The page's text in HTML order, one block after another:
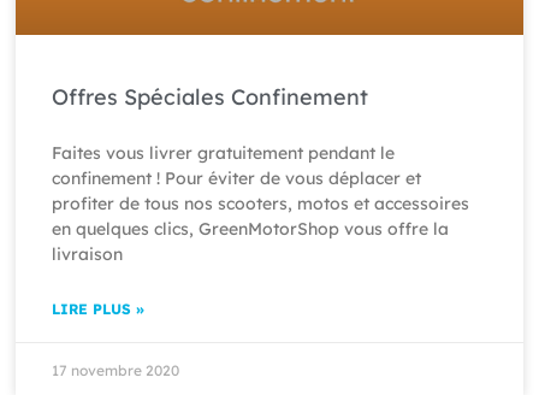
Offres Spéciales Confinement
Faites vous livrer gratuitement pendant le
confinement ! Pour éviter de vous déplacer et
profiter de tous nos scooters, motos et accessoires
en quelques clics, GreenMotorShop vous offre la
livraison
LIRE PLUS »
17 novembre 2020